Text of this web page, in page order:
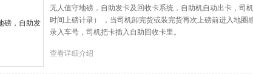
无人值守地磅，自助发卡及回收卡系统，自助机自动出卡，司
时间上磅计录） ，当司机卸完货或装完货再次上磅前进入地圈
录入车号，司机把卡插入自助回收卡里。
查看详细介绍